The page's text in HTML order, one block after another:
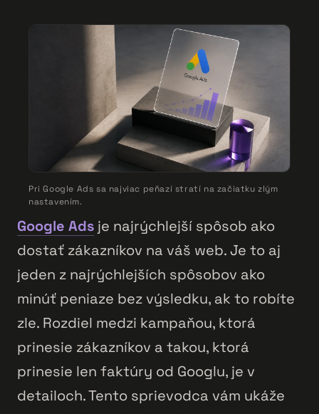
Pri Google Ads sa najviac peňazí stratí na začiatku zlým
nastavením.
Google Ads je najrýchlejší spôsob ako
dostať zákazníkov na váš web. Je to aj
jeden z najrýchlejších spôsobov ako
minúť peniaze bez výsledku, ak to robíte
zle. Rozdiel medzi kampaňou, ktorá
prinesie zákazníkov a takou, ktorá
prinesie len faktúry od Googlu, je v
detailoch. Tento sprievodca vám ukáže